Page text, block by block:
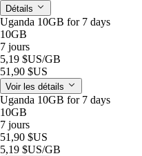
Détails
Uganda 10GB for 7 days
10GB
7 jours
5,19 $US/GB
51,90 $US
Voir les détails
Uganda 10GB for 7 days
10GB
7 jours
51,90 $US
5,19 $US/GB